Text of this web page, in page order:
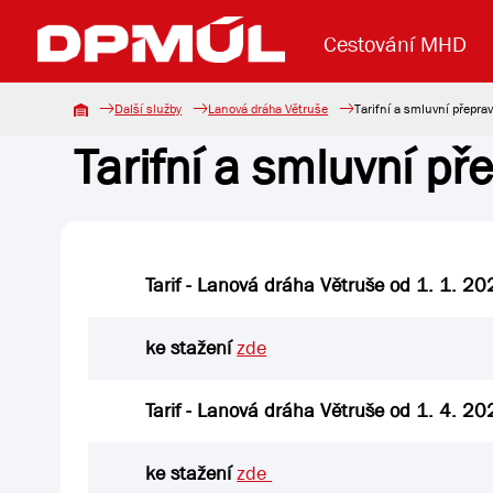
Cestování MHD
Uzavření mostu Dr. E. Beneše Koupit
Lanová dráha Reklama
Základní údaje Aktuality
Další služby Lanová dráha Větruše Tarifní a smluvní
Tarifní a smluvní
Tarif - Lanová dráha Větruše od 1. 1.
ke staženízde
Tarif - Lanová dráha Větruše od 1. 4.
ke staženízde